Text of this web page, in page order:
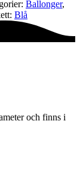
Ballonger,
Blå
och finns i